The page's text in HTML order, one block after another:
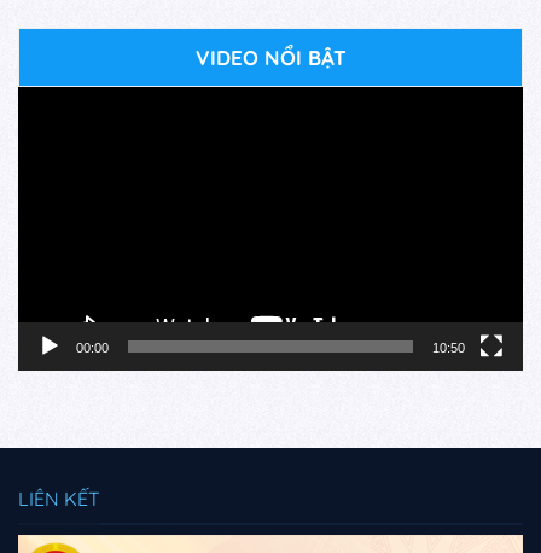
VIDEO NỔI BẬT
00:00 10:50
LIÊN KẾT